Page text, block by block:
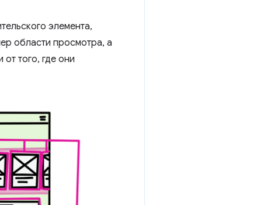
элемента,
области просмотра, а
того, где они